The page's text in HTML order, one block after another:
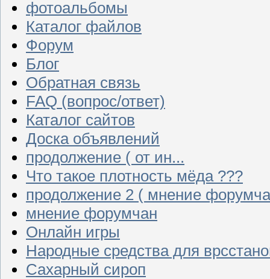
фотоальбомы
Каталог файлов
Форум
Блог
Обратная связь
FAQ (вопрос/ответ)
Каталог сайтов
Доска объявлений
продолжение ( от ин...
Что такое плотность мёда ???
продолжение 2 ( мнение
мнение форумчан
Онлайн игры
Народные средства для
Сахарный сироп